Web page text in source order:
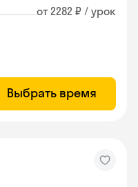
от 2282 ₽ / урок
Выбрать время